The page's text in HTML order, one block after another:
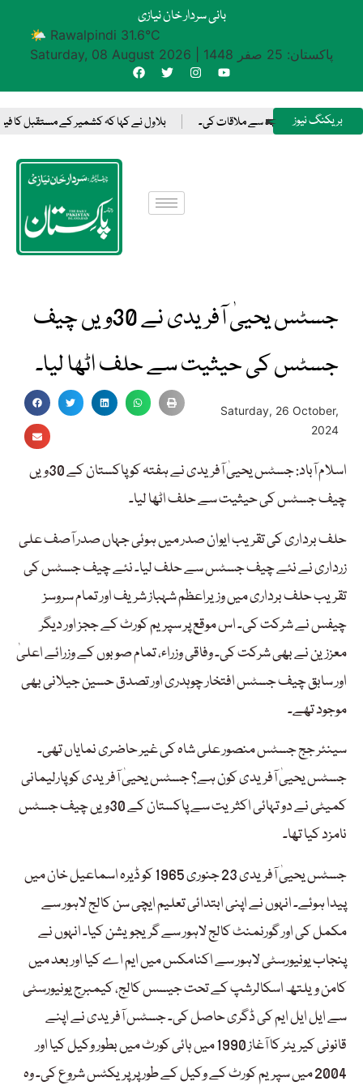
بانی سردار خان نیازی
🌤 Rawalpindi 31.6°C
Saturday, 08 August 2026
پاکستان: 25 صفر 1448
بریکنگ نیوز
سعودی ولی عہد سے ملاقات کی۔ بلاول نے کہا کہ کشمیر کے مستقبل کا
جسٹس یحییٰ آفریدی نے 30ویں چیف
جسٹس کی حیثیت سے حلف اٹھا لیا۔
Saturday, 26 October,
2024
اسلام آباد: جسٹس یحییٰ آفریدی نے ہفتہ کو پاکستان کے 30ویں
چیف جسٹس کی حیثیت سے حلف اٹھا لیا۔
حلف برداری کی تقریب ایوان صدر میں ہوئی جہاں صدر آصف علی
زرداری نے نئے چیف جسٹس سے حلف لیا۔ نئے چیف جسٹس کی
تقریب حلف برداری میں وزیراعظم شہباز شریف اور تمام سروسز
چیفس نے شرکت کی۔ اس موقع پر سپریم کورٹ کے ججز اور دیگر
معززین نے بھی شرکت کی۔ وفاقی وزراء، تمام صوبوں کے وزرائے اعلیٰ
اور سابق چیف جسٹس افتخار چوہدری اور تصدق حسین جیلانی بھی
موجود تھے۔
سینئر جج جسٹس منصور علی شاہ کی غیر حاضری نمایاں تھی۔
جسٹس یحییٰ آفریدی کون ہے؟ جسٹس یحییٰ آفریدی کو پارلیمانی
کمیٹی نے دو تہائی اکثریت سے پاکستان کے 30ویں چیف جسٹس
نامزد کیا تھا۔
جسٹس یحییٰ آفریدی 23 جنوری 1965 کو ڈیرہ اسماعیل خان میں
پیدا ہوئے۔ انہوں نے اپنی ابتدائی تعلیم ایچی سن کالج لاہور سے
مکمل کی اور گورنمنٹ کالج لاہور سے گریجویشن کیا۔ انہوں نے
پنجاب یونیورسٹی لاہور سے اکنامکس میں ایم اے کیا اور بعد میں
کامن ویلتھ اسکالرشپ کے تحت جیسس کالج، کیمبرج یونیورسٹی
سے ایل ایل ایم کی ڈگری حاصل کی۔ جسٹس آفریدی نے اپنے
قانونی کیریئر کا آغاز 1990 میں ہائی کورٹ میں بطور وکیل کیا اور
2004 میں سپریم کورٹ کے وکیل کے طور پر پریکٹس شروع کی۔ وہ